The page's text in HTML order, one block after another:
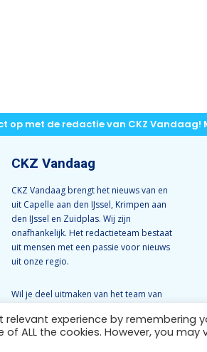
op met de redactie van CKZ Vandaag!
CKZ Vandaag
CKZ Vandaag brengt het nieuws van en
uit Capelle aan den IJssel, Krimpen aan
den IJssel en Zuidplas. Wij zijn
onafhankelijk. Het redactieteam bestaat
uit mensen met een passie voor nieuws
uit onze regio.
Wil je deel uitmaken van het team van
ons op:redactie@ckzvandaag.nl
experience by remembering
ALL the cookies. However, you